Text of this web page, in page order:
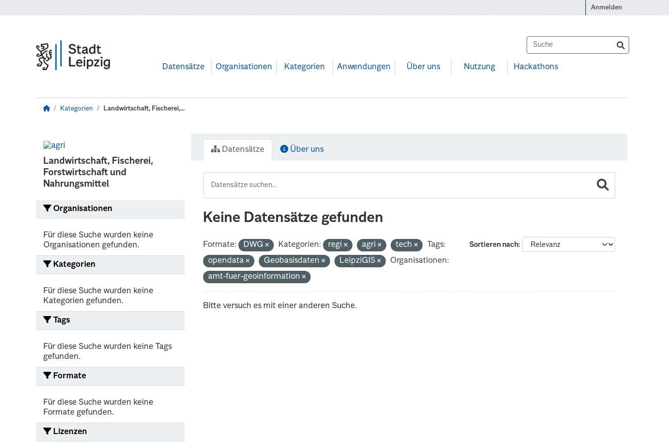
Anmelden
Datensätze Organisationen Kategorien Anwendungen Über uns Nutzung Hackathons
Kategorien Landwirtschaft, Fischerei,...
Landwirtschaft, Fischerei,
Forstwirtschaft und
Nahrungsmittel
Organisationen
Für diese Suche wurden keine
Organisationen gefunden.
Kategorien
Für diese Suche wurden keine
Kategorien gefunden.
Tags
Für diese Suche wurden keine Tags
gefunden.
Formate
Für diese Suche wurden keine
Formate gefunden.
Lizenzen
Datensätze Über uns
Keine Datensätze gefunden
Sortieren nach
Formate: DWG Kategorien: regi agri tech
Tags:
opendata
Geobasisdaten LeipziGIS
Organisationen:
amt-fuer-geoinformation
Bitte versuch es mit einer anderen Suche.